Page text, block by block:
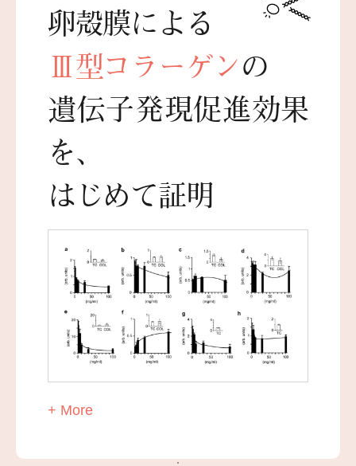
卵殻膜による
Ⅲ型コラーゲンの
遺伝子発現促進効果
を、
はじめて証明
+ More